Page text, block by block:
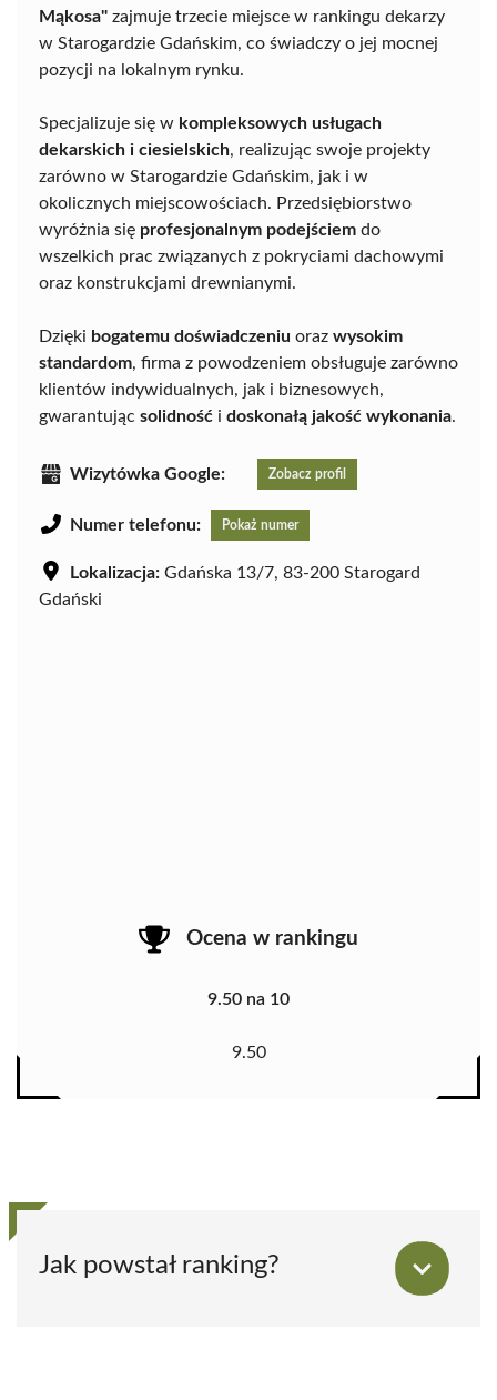
Mąkosa" zajmuje trzecie miejsce w rankingu dekarzy
w Starogardzie Gdańskim, co świadczy o jej mocnej
pozycji na lokalnym rynku.
Specjalizuje się w kompleksowych usługach
dekarskich i ciesielskich, realizując swoje projekty
zarówno w Starogardzie Gdańskim, jak i w
okolicznych miejscowościach. Przedsiębiorstwo
wyróżnia się profesjonalnym podejściem do
wszelkich prac związanych z pokryciami dachowymi
oraz konstrukcjami drewnianymi.
Dzięki bogatemu doświadczeniu oraz wysokim
standardom, firma z powodzeniem obsługuje zarówno
klientów indywidualnych, jak i biznesowych,
gwarantując solidność i doskonałą jakość wykonania.
Wizytówka Google: Zobacz profil
Numer telefonu: Pokaż numer
Lokalizacja: Gdańska 13/7, 83-200 Starogard
Gdański
Ocena w rankingu
9.50 na 10
9.50
Jak powstał ranking?